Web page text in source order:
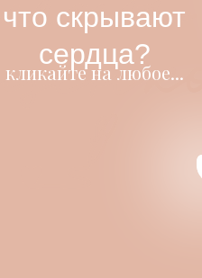
кликайте на любое...
что скрывают
сердца?